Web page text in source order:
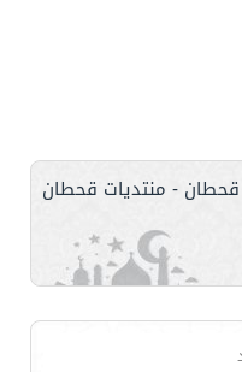
- منتديات قحطان